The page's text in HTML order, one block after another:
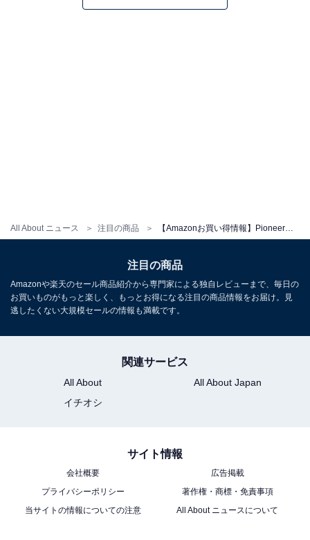
All About ニュース 注目の商品
チ フローティング 1D ワイヤレス AppleCarPlay
Pioneer「DMH-SZ500」
注目の商品
Amazonや楽天のセール商品紹介から専門家による独自レビューまで、毎日の
お買いものがもっと楽しく、もっとお得になる注目の商品情報をお届け。見
逃したくない大規模セールの情報も満載です。
関連サービス
All About
All About Japan
イチオシ
サイト情報
会社概要
広告掲載
プライバシーポリシー
著作権・商標・免責事項
当サイトの情報についての注意
All About ニュースについて